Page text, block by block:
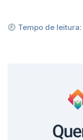
Tempo de leitura: